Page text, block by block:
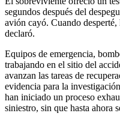
segundos después del
avión cayó. Cuando desperté,
declaró.
Equipos de emergencia,
trabajando en el sitio del
avanzan las tareas de
evidencia para la
han iniciado un proceso
siniestro, sin que hasta ahora